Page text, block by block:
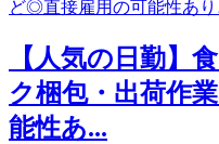
【人気の日勤】
ク梱包・出荷作
能性あ...